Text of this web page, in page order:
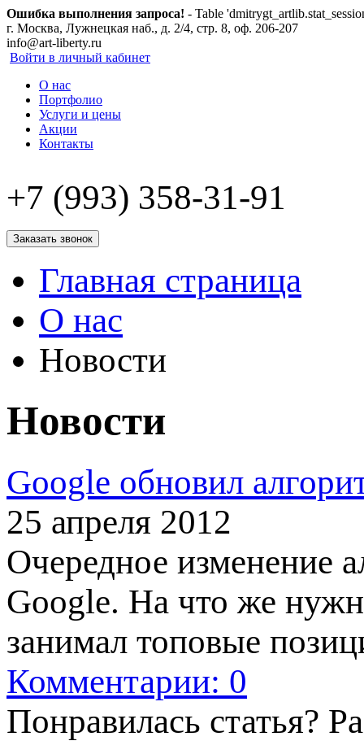
Ошибка выполнения запроса! - Table
г. Москва, Лужнецкая наб., д. 2/4, стр. 8, оф. 206-207
info@art-liberty.ru
Войти в личный кабинет
О нас
Портфолио
Услуги и цены
Акции
Контакты
+7 (993) 358-31-91
Заказать звонок
Главная страница
О нас
Новости
Новости
Google обновил
25 апреля 2012
Очередное изменение
Google. На что же
занимал топовые
Комментарии: 0
Понравилась статья?